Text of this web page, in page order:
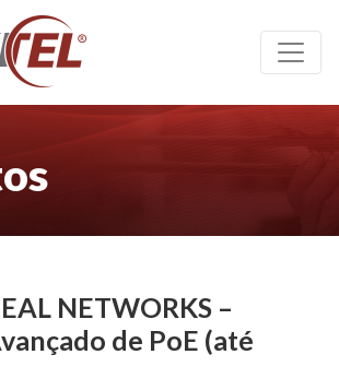
NETWORKS –
de PoE (até